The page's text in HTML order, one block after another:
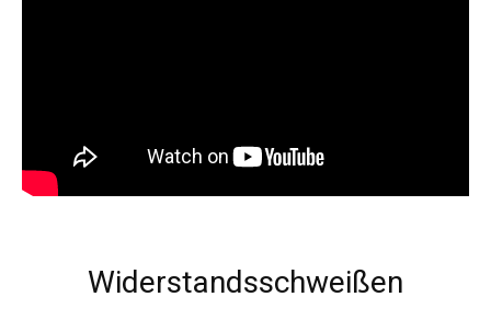
Widerstandsschweißen